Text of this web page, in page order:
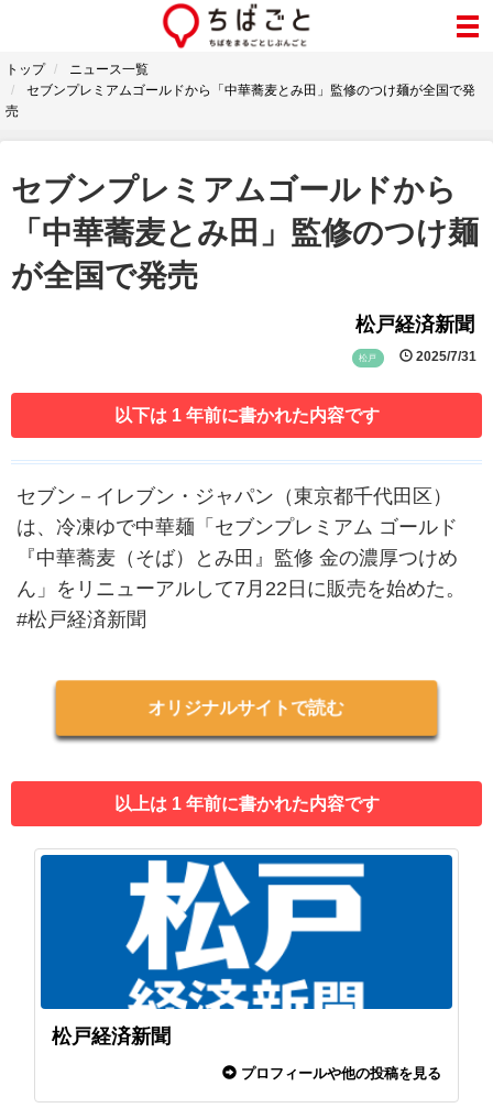
トップ
ニュース一覧
セブンプレミアムゴールドから「中華蕎麦とみ田」監修のつけ麺が全国で発
売
セブンプレミアムゴールドから
「中華蕎麦とみ田」監修のつけ麺
が全国で発売
松戸経済新聞
松戸 2025/7/31
以下は 1 年前に書かれた内容です
セブン－イレブン・ジャパン（東京都千代田区）
は、冷凍ゆで中華麺「セブンプレミアム ゴールド
『中華蕎麦（そば）とみ田』監修 金の濃厚つけめ
ん」をリニューアルして7月22日に販売を始めた。
#松戸経済新聞
オリジナルサイトで読む
以上は 1 年前に書かれた内容です
松戸経済新聞
プロフィールや他の投稿を見る